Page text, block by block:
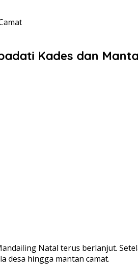
Kades dan
Natal terus berlanjut.
desa hingga mantan camat.